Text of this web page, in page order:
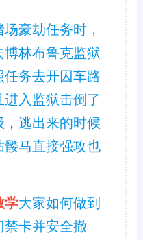
场豪劫任务时，
林布鲁克监狱
务去开囚车路
入监狱击倒了
逃出来的时候
髅马直接强攻也
学大家如何做到
禁卡并安全撤